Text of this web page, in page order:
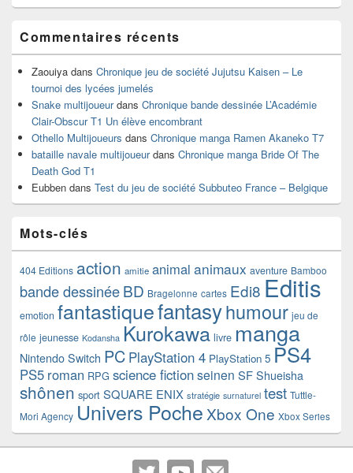
Commentaires récents
Zaouiya dans Chronique jeu de société Jujutsu Kaisen – Le
tournoi des lycées jumelés
Snake multijoueurdans Chronique bande dessinée L’Académie
Clair-Obscur T1 Un élève encombrant
Othello Multijoueurs dans Chronique manga Ramen Akaneko T7
bataille navale multijoueurdans Chronique manga Bride Of The
Death God T1
Eubben dans Test du jeu de société Subbuteo France – Belgique
Mots-clés
404 Editions action amitie animal animaux aventure Bamboo
bande dessinéeBD Bragelonne cartes Edi8 Editis
emotion fantastiquefantasyhumour jeu de
rôle jeunesse Kodansha Kurokawa livre manga
Nintendo Switch PC PlayStation 4 PlayStation 5 PS4
PS5 roman RPG science fictionseinen SF Shueisha
shônen sport SQUARE ENIX stratégie surnaturel test Tuttle-
Mori Agency Univers PocheXbox One Xbox Series